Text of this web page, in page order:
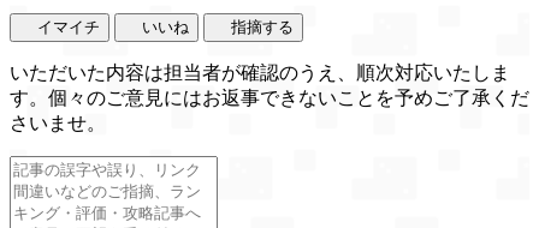
イマイチ いいね 指摘する
いただいた内容は担当者が確認のうえ、順次対応いたしま
す。個々のご意見にはお返事できないことを予めご了承くだ
さいませ。